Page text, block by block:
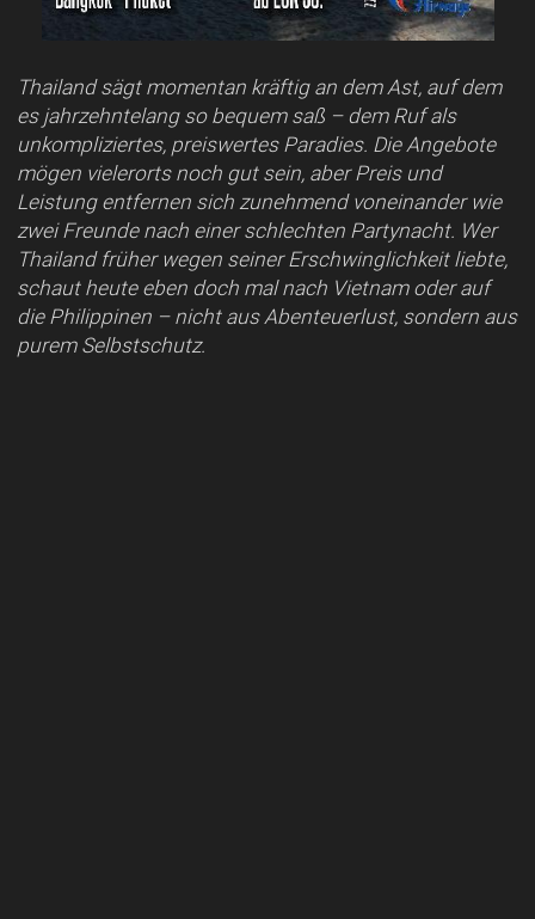
Thailand sägt momentan kräftig an dem Ast, auf dem
es jahrzehntelang so bequem saß – dem Ruf als
unkompliziertes, preiswertes Paradies. Die Angebote
mögen vielerorts noch gut sein, aber Preis und
Leistung entfernen sich zunehmend voneinander wie
zwei Freunde nach einer schlechten Partynacht. Wer
Thailand früher wegen seiner Erschwinglichkeit liebte,
schaut heute eben doch mal nach Vietnam oder auf
die Philippinen – nicht aus Abenteuerlust, sondern aus
purem Selbstschutz.